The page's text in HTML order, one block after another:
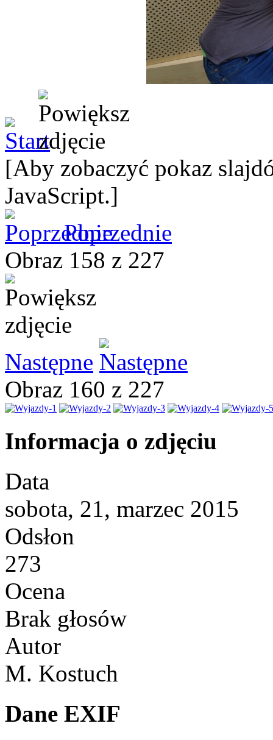
[Aby zobaczyć pokaz
JavaScript.]
Poprzednie
Obraz 158 z 227
Następne
Obraz 160 z 227
Informacja o zdjęciu
Data
sobota, 21, marzec 2015
Odsłon
273
Ocena
Brak głosów
Autor
M. Kostuch
Dane EXIF